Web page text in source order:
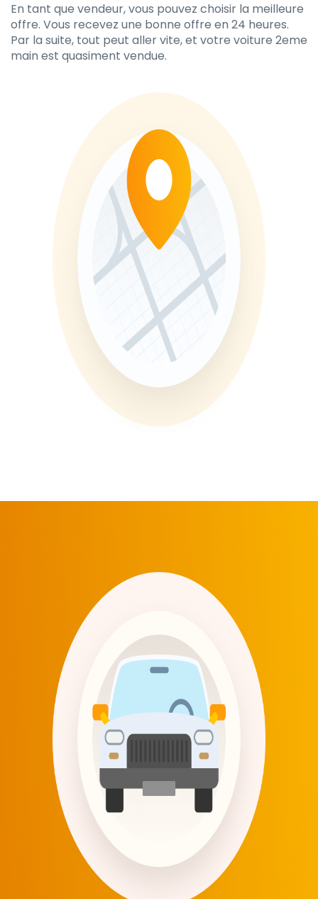
En tant que vendeur, vous pouvez choisir la meilleure
offre. Vous recevez une bonne offre en 24 heures.
Par la suite, tout peut aller vite, et votre voiture 2eme
main est quasiment vendue.